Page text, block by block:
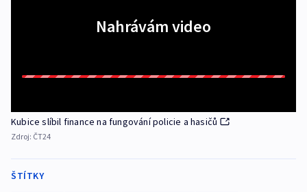
Nahrávám video
Kubice slíbil finance na fungování policie a hasičů
Zdroj: ČT24
ŠTÍTKY